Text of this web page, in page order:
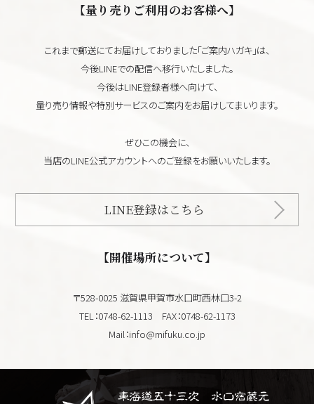
【量り売りご利用のお客様へ】
これまで郵送にてお届けしておりました「ご案内ハガキ」は、
今後LINEでの配信へ移行いたしました。
今後はLINE登録者様へ向けて、
量り売り情報や特別サービスのご案内をお届けしてまいります。
ぜひこの機会に、
当店のLINE公式アカウントへのご登録をお願いいたします。
LINE登録はこちら
【開催場所について】
〒528-0025 滋賀県甲賀市水口町西林口3-2
TEL：0748-62-1113 FAX：0748-62-1173
Mail：info@mifuku.co.jp